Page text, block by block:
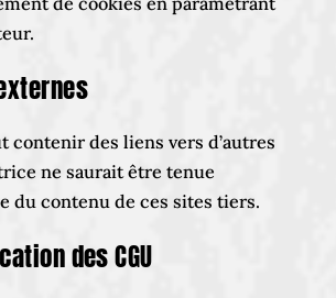
contenir des liens vers d’autres
ne saurait être tenue
du contenu de ces sites tiers.
des CGU